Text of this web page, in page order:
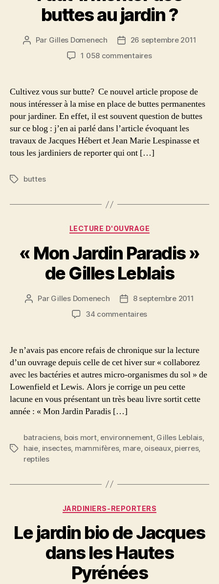
buttes au jardin ?
Auteur
Par Gilles Domenech
Date26 septembre 2011
1 058 commentairessur
monter
des
buttes
au
jardin
?
Cultivez vous sur butte? Ce nouvel article propose de
nous intéresser à la mise en place de buttes permanentes
pour jardiner. En effet, il est souvent question de buttes
sur ce blog : j’en ai parlé dans l’article évoquant les
travaux de Jacques Hébert et Jean Marie Lespinasse et
tous les jardiniers de reporter qui ont […]
Étiquettes
buttes
Catégories
LECTURE D'OUVRAGE
« Mon Jardin Paradis »
de Gilles Leblais
Auteur
Par Gilles Domenech
Date8 septembre 2011
34 commentairessur
Paradis »
Gilles
Leblais
Je n’avais pas encore refais de chronique sur la lecture
d’un ouvrage depuis celle de cet hiver sur « collaborez
avec les bactéries et autres micro-organismes du sol » de
Lowenfield et Lewis. Alors je corrige un peu cette
lacune en vous présentant un très beau livre sortit cette
année : « Mon Jardin Paradis […]
Étiquettes
batraciens, bois mort, environnement, Gilles Leblais,
haie insectes, mammifères, mare, oiseaux, pierres,
reptiles
Catégories
JARDINIERS-REPORTERS
Le jardin bio de Jacques
dans les Hautes
Pyrénées